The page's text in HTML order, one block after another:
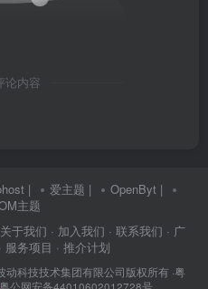
论内容
| 爱主题 | OpenByt |
主题
于我们 · 加入我们 · 联系我们 · 广
· 服务项目 · 推介计划
动科技技术集团有限公司版权所有·粤